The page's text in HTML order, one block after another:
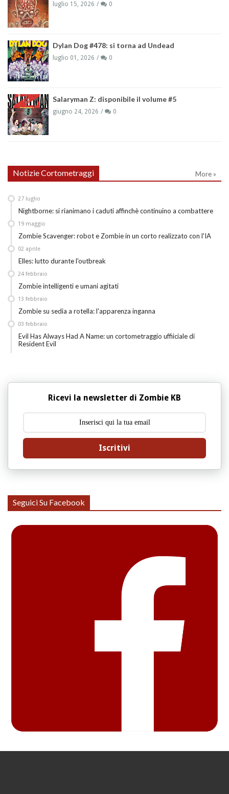
luglio 15, 2026 0
Dylan Dog #478: si torna ad Undead
luglio 01, 2026 0
Salaryman Z: disponibile il volume #5
giugno 24, 2026 0
Notizie Cortometraggi More »
Nightborne: si rianimano i caduti affinchè continuino a combattere
27 luglio
Zombie Scavenger: robot e Zombie in un corto realizzato con l'IA
19 maggio
Elles: lutto durante l'outbreak
02 aprile
Zombie intelligenti e umani agitati
24 febbraio
Zombie su sedia a rotella: l'apparenza inganna
13 febbraio
Evil Has Always Had A Name: un cortometraggio uffiiciale di
Resident Evil
03 febbraio
Ricevi la newsletter di Zombie KB
Iscritivi
Seguici Su Facebook